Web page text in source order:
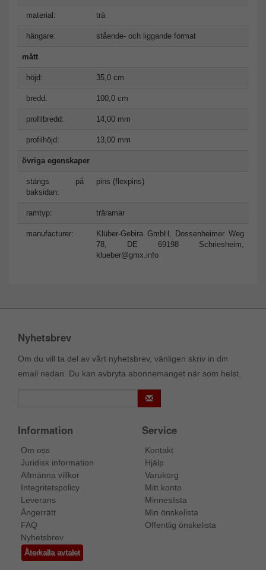
material: trä
hängare: stående- och liggande format
mått
höjd: 35,0 cm
bredd: 100,0 cm
profilbredd: 14,00 mm
profilhöjd: 13,00 mm
övriga egenskaper
stängs på
baksidan:
pins (flexpins)
ramtyp: träramar
manufacturer:
Klüber-Gebira GmbH, Dossenheimer Weg
78, DE 69198 Schriesheim,
klueber@gmx.info
Nyhetsbrev
Om du vill ta del av vårt nyhetsbrev, vänligen skriv in din
email nedan. Du kan avbryta abonnemanget när som helst.
Information
Om oss
Juridisk information
Allmänna villkor
Integritetspolicy
Leverans
Ångerrätt
FAQ
Nyhetsbrev
Återkalla avtalet
Service
Kontakt
Hjälp
Varukorg
Mitt konto
Minneslista
Min önskelista
Offentlig önskelista